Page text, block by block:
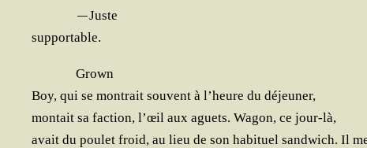
—Juste
supportable.
Grown
Boy, qui se mon­trait sou­vent à l’heure du déjeuner,
mon­tait sa fac­tion, l’œil aux aguets. Wagon, ce jour-là,
avait du pou­let froid, au lieu de son habi­tuel sand­wich. Il